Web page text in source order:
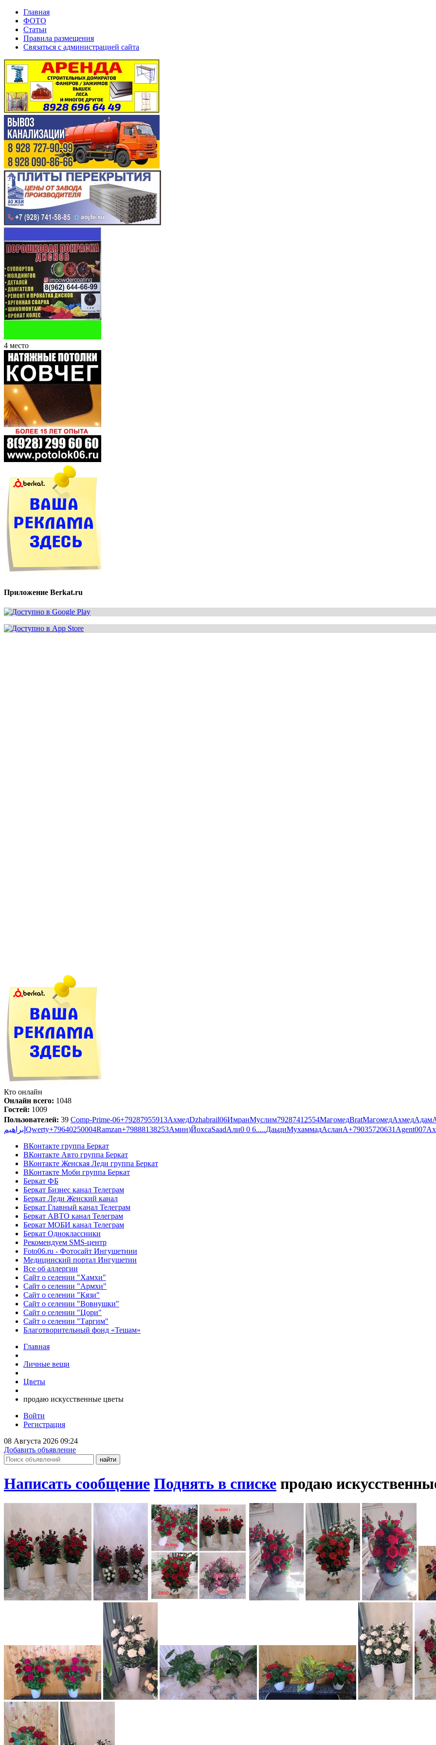
Главная
ФОТО
Статьи
Правила размещения
Связаться с администрацией сайта
4 место
Приложение Berkat.ru
Кто онлайн
Онлайн всего: 1048
Гостей: 1009
Пользователей: 39 Comp-Prime-06+79287955913АхмедDzhabrail06ИмранМуслим79287412554МагомедBratМагомедАхмедАдам
إبراهيم Qwerty+79640250004Ramzan+79888138253Амин)ЙохсаSaadАли0 0 6.....ДаьциМухаммадАсланA+79035720631 Agent007
ВКонтакте группа Беркат
ВКонтакте Авто группа Беркат
ВКонтакте Женская Леди группа Беркат
ВКонтакте Моби группа Беркат
Беркат ФБ
Беркат Бизнес канал Телеграм
Беркат Леди Женский канал
Беркат Главный канал Телеграм
Беркат АВТО канал Телеграм
Беркат МОБИ канал Телеграм
Беркат Одноклассники
Рекомендуем SMS-центр
Foto06.ru - Фотосайт Ингушетиии
Медицинский портал Ингушетии
Все об аллергии
Сайт о селении "Хамхи"
Сайт о селении "Армхи"
Сайт о селении "Кязи"
Сайт о селении "Вовнушки"
Сайт о селении "Цори"
Сайт о селении "Таргим"
Благотворительный фонд «Тешам»
Главная
Личные вещи
Цветы
продаю искусственные цветы
Войти
Регистрация
08 Августа 2026 09:24
Добавить объявление
Написать сообщение Поднять в списке продаю